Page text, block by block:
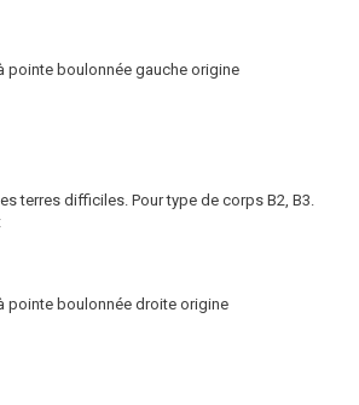
pointe boulonnée gauche origine
terres difficiles. Pour type de corps B2, B3.
pointe boulonnée droite origine